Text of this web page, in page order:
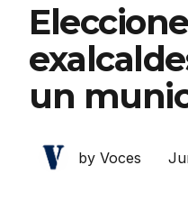
un
by Voces